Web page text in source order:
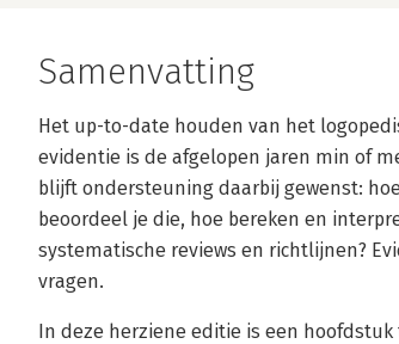
Samenvatting
Het up-to-date houden van het
evidentie is de afgelopen jaren min of
blijft ondersteuning daarbij gewenst:
beoordeel je die, hoe bereken en
systematische reviews en richtlijnen?
vragen.
In deze herziene editie is een